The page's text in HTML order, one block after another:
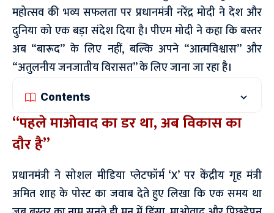
महोत्सव की भव्य सफलता पर प्रधानमंत्री नरेंद्र मोदी ने देश और
दुनिया को एक बड़ा संदेश दिया है। पीएम मोदी ने कहा कि बस्तर
अब “बारूद” के लिए नहीं, बल्कि अपने “आत्मविश्वास” और
“अतुलनीय जनजातीय विरासत” के लिए जाना जा रहा है।
Contents
“पहले माओवाद का डर था, अब विकास का
दौर है”
प्रधानमंत्री ने सोशल मीडिया प्लेटफॉर्म ‘X’ पर केंद्रीय गृह मंत्री
अमित शाह के पोस्ट का जवाब देते हुए लिखा कि एक समय था